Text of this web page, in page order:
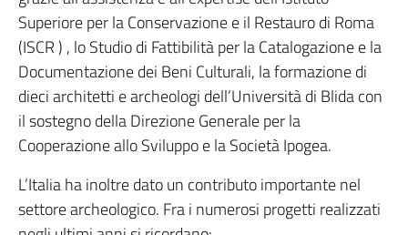
Superiore per la Conservazione e il Restauro di Roma
(ISCR ) , lo Studio di Fattibilità per la Catalogazione e la
Documentazione dei Beni Culturali, la formazione di
dieci architetti e archeologi dell’Università di Blida con
il sostegno della Direzione Generale per la
Cooperazione allo Sviluppo e la Società Ipogea.
L’Italia ha inoltre dato un contributo importante nel
settore archeologico. Fra i numerosi progetti realizzati